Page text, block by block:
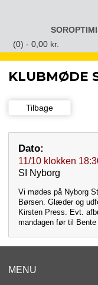
(0) - 0,00 kr.
KLUBMØDE
Tilbage
Dato:
11/10 klokken
SI Nyborg
Vi mødes på Nyborg
Børsen. Glæder og
Kirsten Press. Evt.
mandagen før til
MENU